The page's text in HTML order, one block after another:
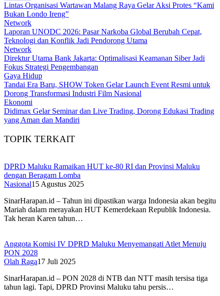
Lintas Organisasi Wartawan Malang Raya Gelar Aksi Protes “Kami
Bukan Londo Ireng”
Network
Laporan UNODC 2026: Pasar Narkoba Global Berubah Cepat,
Teknologi dan Konflik Jadi Pendorong Utama
Network
Direktur Utama Bank Jakarta: Optimalisasi Keamanan Siber Jadi
Fokus Strategi Pengembangan
Gaya Hidup
Tandai Era Baru, SHOW Token Gelar Launch Event Resmi untuk
Dorong Transformasi Industri Film Nasional
Ekonomi
Didimax Gelar Seminar dan Live Trading, Dorong Edukasi Trading
yang Aman dan Mandiri
TOPIK TERKAIT
DPRD Maluku Ramaikan HUT ke-80 RI dan Provinsi Maluku
dengan Beragam Lomba
Nasional15 Agustus 2025
SinarHarapan.id – Tahun ini dipastikan warga Indonesia akan begitu
Mariah dalam merayakan HUT Kemerdekaan Republik Indonesia.
Tak heran Karen tahun…
Anggota Komisi IV DPRD Maluku Menyemangati Atlet Menuju
PON 2028
Olah Raga17 Juli 2025
SinarHarapan.id – PON 2028 di NTB dan NTT masih tersisa tiga
tahun lagi. Tapi, DPRD Provinsi Maluku tahu persis…